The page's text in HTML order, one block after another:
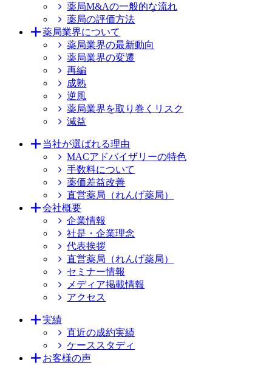
薬局M&Aの一般的な流れ
薬局の評価方法
薬局業界について
薬局業界の最新動向
薬局業界の変遷
再編
成熟
逆風
薬局業界を取り巻くリスク
減益
当社が選ばれる理由
MACアドバイザリーの特色
手数料について
薬価差益改善
直営薬局（れんげ薬局）
会社概要
企業情報
社是・企業理念
代表挨拶
直営薬局（れんげ薬局）
セミナー情報
メディア掲載情報
アクセス
実績
直近の成約実績
ケーススタディ
お客様の声